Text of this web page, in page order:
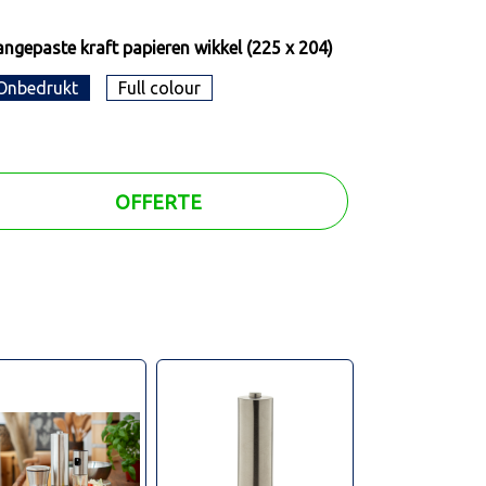
kraft papieren wikkel (225 x 204)
Full colour
OFFERTE